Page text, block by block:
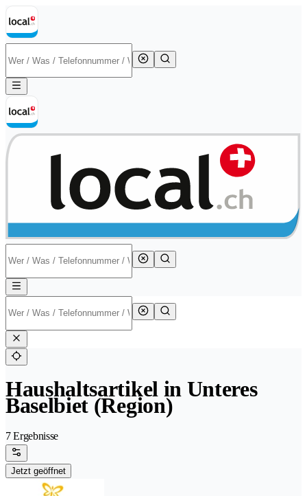
Haushaltsartikel in Unteres
Baselbiet (Region)
7 Ergebnisse
Jetzt geöffnet